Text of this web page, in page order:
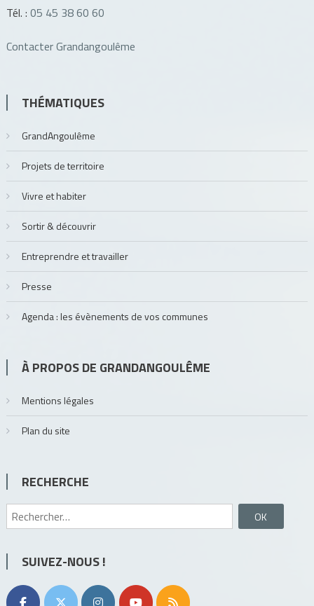
Tél. : 05 45 38 60 60
Contacter Grandangoulême
THÉMATIQUES
GrandAngoulême
Projets de territoire
Vivre et habiter
Sortir & découvrir
Entreprendre et travailler
Presse
Agenda : les évènements de vos communes
À PROPOS DE GRANDANGOULÊME
Mentions légales
Plan du site
RECHERCHE
Rechercher :
SUIVEZ-NOUS !